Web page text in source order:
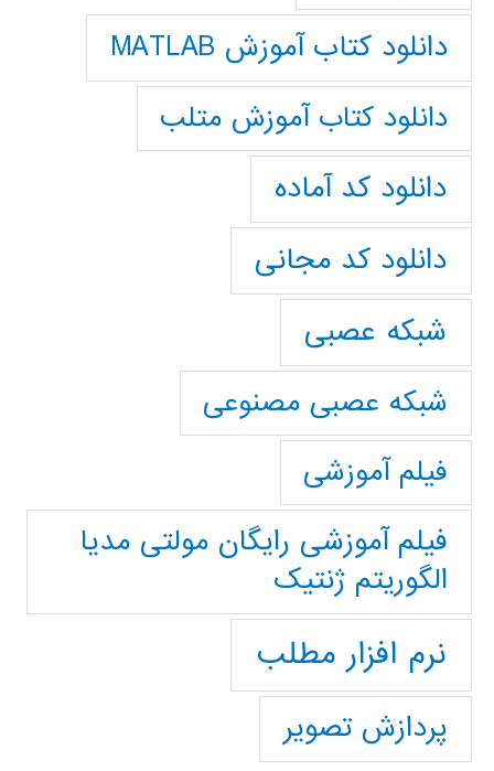
دانلود کتاب آموزش MATLAB
دانلود کتاب آموزش متلب
دانلود کد آماده
دانلود کد مجانی
شبکه عصبی
شبکه عصبی مصنوعی
فیلم آموزشی
فیلم آموزشی رایگان مولتی مدیا
الگوریتم ژنتیک
نرم افزار مطلب
پردازش تصویر